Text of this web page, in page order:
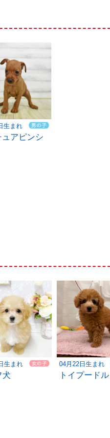
生まれ
アピンシ
生まれ
犬
04月22日生まれ
トイプードル